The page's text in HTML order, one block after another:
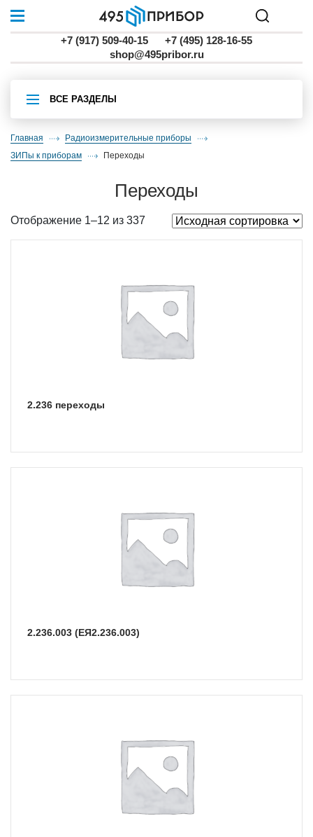
+7 (917) 509-40-15
+7 (495) 128-16-55
shop@495pribor.ru
ВСЕ РАЗДЕЛЫ
Главная
Радиоизмерительные приборы
ЗИПы к приборам
переходы
переходы
Отображение 1–12 из 337
2.236 переходы
2.236.003 (ЕЯ2.236.003)